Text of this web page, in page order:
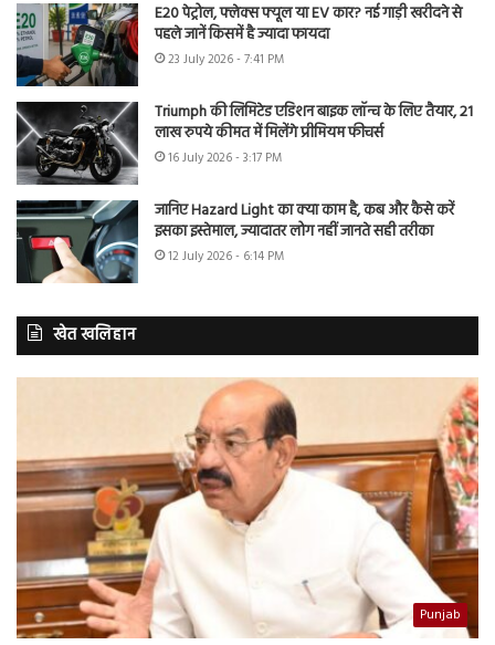
E20 पेट्रोल, फ्लेक्स फ्यूल या EV कार? नई गाड़ी खरीदने से
पहले जानें किसमें है ज्यादा फायदा
23 July 2026 - 7:41 PM
Triumph की लिमिटेड एडिशन बाइक लॉन्च के लिए तैयार, 21
लाख रुपये कीमत में मिलेंगे प्रीमियम फीचर्स
16 July 2026 - 3:17 PM
जानिए Hazard Light का क्या काम है, कब और कैसे करें
इसका इस्तेमाल, ज्यादातर लोग नहीं जानते सही तरीका
12 July 2026 - 6:14 PM
खेत खलिहान
Punjab